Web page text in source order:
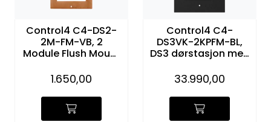
Control4 C4-DS2-
2M-FM-VB, 2
Module Flush Mount
Bronze)
1.650,00
Control4 C4-
DS3VK-2KPFM-BL,
DS3 dørstasjon med
33.990,00